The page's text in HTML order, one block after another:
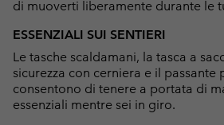
di muoverti liberamente durante le
ESSENZIALI SUI SENTIERI
Le tasche scaldamani, la tasca a
sicurezza con cerniera e il passante
consentono di tenere a portata di
essenziali mentre sei in giro.